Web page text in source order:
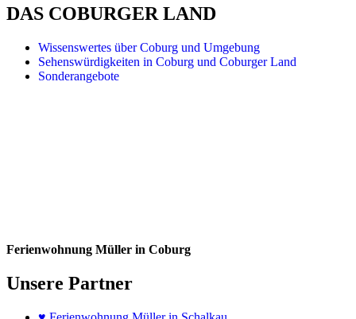
DAS COBURGER LAND
Wissenswertes über Coburg und Umgebung
Sehenswürdigkeiten in Coburg und Coburger Land
Sonderangebote
Ferienwohnung Müller in Coburg
Unsere Partner